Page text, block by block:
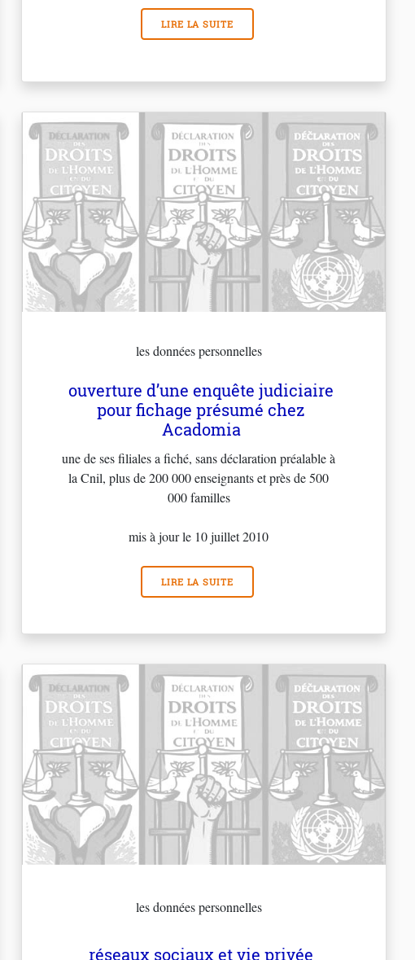
LIRE LA SUITE
les données personnelles
ouverture d’une enquête judiciaire
pour fichage présumé chez
Acadomia
une de ses filiales a fiché, sans déclaration préalable à
la Cnil, plus de 200 000 enseignants et près de 500
000 familles
mis à jour le 10 juillet 2010
LIRE LA SUITE
les données personnelles
réseaux sociaux et vie privée